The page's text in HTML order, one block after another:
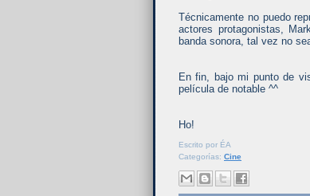
Técnicamente no puedo
actores protagonistas,
banda sonora, tal vez no
En fin, bajo mi punto de
película de notable ^^
Ho!
Escrito por ÉA
Categorías: Cine